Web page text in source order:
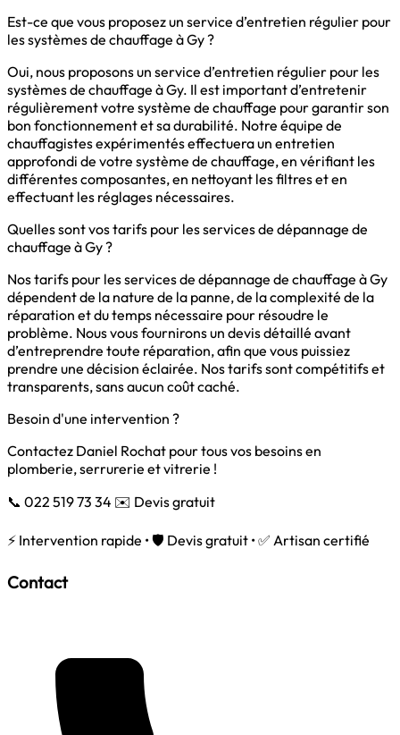
Est-ce que vous proposez un service d’entretien régulier pour
les systèmes de chauffage à Gy ?
Oui, nous proposons un service d’entretien régulier pour les
systèmes de chauffage à Gy. Il est important d’entretenir
régulièrement votre système de chauffage pour garantir son
bon fonctionnement et sa durabilité. Notre équipe de
chauffagistes expérimentés effectuera un entretien
approfondi de votre système de chauffage, en vérifiant les
différentes composantes, en nettoyant les filtres et en
effectuant les réglages nécessaires.
Quelles sont vos tarifs pour les services de dépannage de
chauffage à Gy ?
Nos tarifs pour les services de dépannage de chauffage à Gy
dépendent de la nature de la panne, de la complexité de la
réparation et du temps nécessaire pour résoudre le
problème. Nous vous fournirons un devis détaillé avant
d’entreprendre toute réparation, afin que vous puissiez
prendre une décision éclairée. Nos tarifs sont compétitifs et
transparents, sans aucun coût caché.
Besoin d'une intervention ?
Contactez Daniel Rochat pour tous vos besoins en
plomberie, serrurerie et vitrerie !
📞 022 519 73 34 ✉️ Devis gratuit
⚡ Intervention rapide • 🛡️ Devis gratuit • ✅ Artisan certifié
Contact